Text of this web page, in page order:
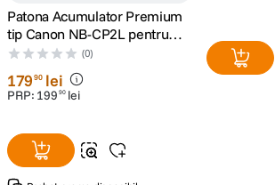
Patona Acumulator Premium
tip Canon NB-CP2L pentru
imprimante CP1500
(0)
17990 lei
PRP: 199 90 lei